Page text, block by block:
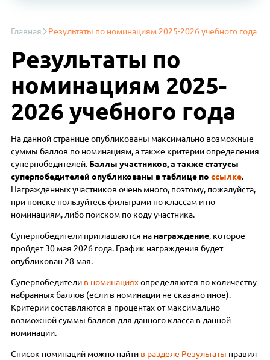
Главная Результаты по номинациям 2025-2026 учебного года
Результаты по
номинациям 2025-
2026 учебного года
На данной странице опубликованы максимально возможные
суммы баллов по номинациям, а также критерии определения
суперпобедителей. Баллы участников, а также статусы
суперпобедителей опубликованы в таблице поссылке.
Награжденных участников очень много, поэтому, пожалуйста,
при поиске пользуйтесь фильтрами по классам и по
номинациям, либо поиском по коду участника.
Суперпобедители приглашаются на награждение, которое
пройдет 30 мая 2026 года. График награждения будет
опубликован 28 мая.
Суперпобедители в номинацияхопределяются по количеству
набранных баллов (если в номинации не сказано иное).
Критерии составляются в процентах от максимально
возможной суммы баллов для данного класса в данной
номинации.
Список номинаций можно найти в разделе Результаты правил